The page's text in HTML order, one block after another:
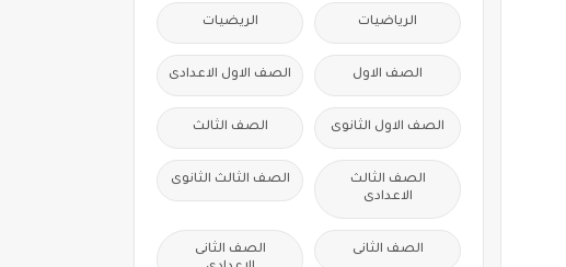
الرياضيات الريضيات
الصف الاول الصف الاول الاعدادى
الصف الاول الثانوى الصف الثالث
الصف الثالث
الاعدادى
الصف الثالث الثانوى
الصف الثانى
الصف الثانى